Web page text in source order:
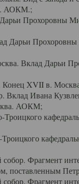
АОКМ.;
Прохоровны
Дарьи Прохоровны
Вклад Дарьи
Конец XVII в.
Ивана
АОКМ;
Фрагмент
поставленным
Фрагмент